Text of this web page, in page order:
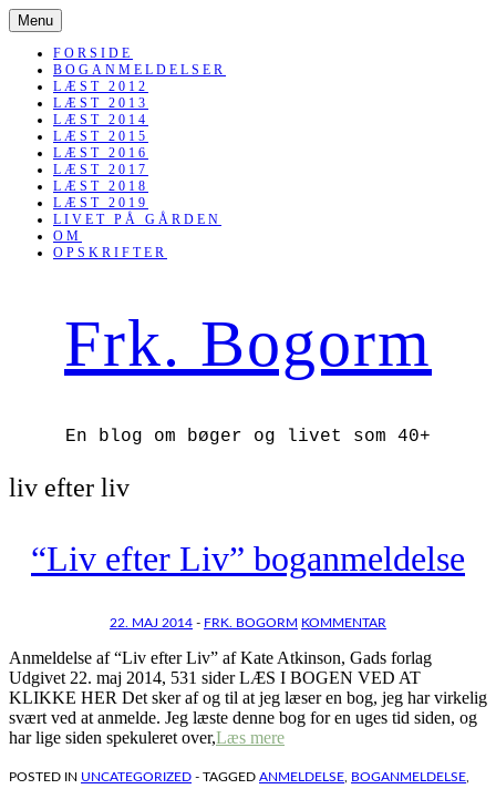
Menu SKIP
TO
CONTENT
FORSIDE
BOGANMELDELSER
LÆST 2012
LÆST 2013
LÆST 2014
LÆST 2015
LÆST 2016
LÆST 2017
LÆST 2018
LÆST 2019
LIVET PÅ GÅRDEN
OM
OPSKRIFTER
Frk. Bogorm
En blog om bøger og livet som 40+
liv efter liv
“Liv efter Liv” boganmeldelse
22. MAJ 2014 - FRK. BOGORM KOMMENTAR
Anmeldelse af “Liv efter Liv” af Kate Atkinson, Gads forlag
Udgivet 22. maj 2014, 531 sider LÆS I BOGEN VED AT
KLIKKE HER Det sker af og til at jeg læser en bog, jeg har virkelig
svært ved at anmelde. Jeg læste denne bog for en uges tid siden, og
har lige siden spekuleret over,Læs mere
POSTED IN UNCATEGORIZED - TAGGED ANMELDELSE BOGANMELDELSE